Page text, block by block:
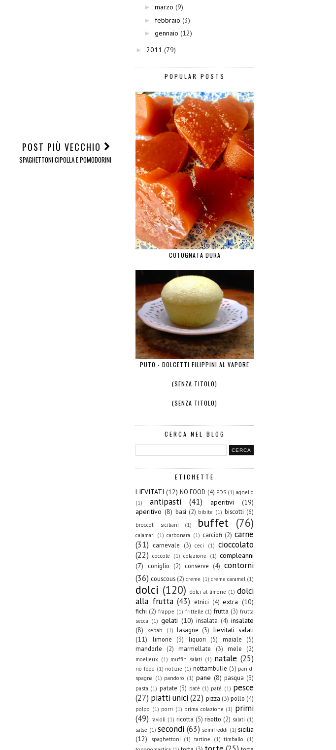
POST PIÙ VECCHIO
SPAGHETTONI CIPOLLA E POMODORINI
► marzo (9)
► febbraio (3)
► gennaio (12)
► 2011 (79)
POPULAR POSTS
COTOGNATA DURA
PUTO - DOLCETTI FILIPPINI AL VAPORE
(SENZA TITOLO)
(SENZA TITOLO)
CERCA NEL BLOG
ETICHETTE
LIEVITATI (12) NO FOOD (4) PDS (1) agnello
(1)
antipasti (41) aperitivi
(19)
aperitivo (8) basi (2) bibite (1) biscotti (6)
broccoli siciliani (1) buffet (76)
calamari (1) carbonara (1) carciofi (2) carne
(31)
carnevale (3) ceci (1) cioccolato
(22)
coccole (1) colazione (1) compleanni
(7)
coniglio (2) conserve (4) contorni
(36) couscous (2) creme (1) creme caramel (1)
dolci (120) dolci al limone (1) dolci
alla frutta (43) etnici (4) extra (10)
fichi (2) frappe (1) frittelle (1) frutta (3) frutta
secca (1) gelati (10) insalata (4) insalate
(8)
kebab (1) lasagne (3) lievitati salati
(11)
limone (3) liquori (5) maiale
(5)
mandorle
(2) marmellate (3) mele (2)
moelleux (1) muffin salati (1) natale (25)
no-food (1) notizie (1) nottambulìe (5) pan di
spagna (1) pandoro (1) pane (8) pasqua (3)
pasta (1) patate (3) patè (1) paté (1) pesce
(27) piatti unici (22) pizza (3) pollo (4)
polpo (1) porri (1) prima colazione (1) primi
(49) ravioli (1) ricotta (5) risotto (2) salati (1)
salse (1) secondi (63) semifreddi (1) sicilia
(12)
spaghettoni (1) tartine (1) timballo
(1)